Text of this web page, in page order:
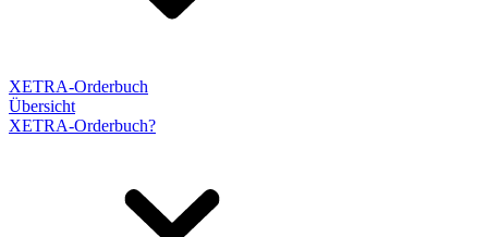
XETRA-Orderbuch
Übersicht
XETRA-Orderbuch?